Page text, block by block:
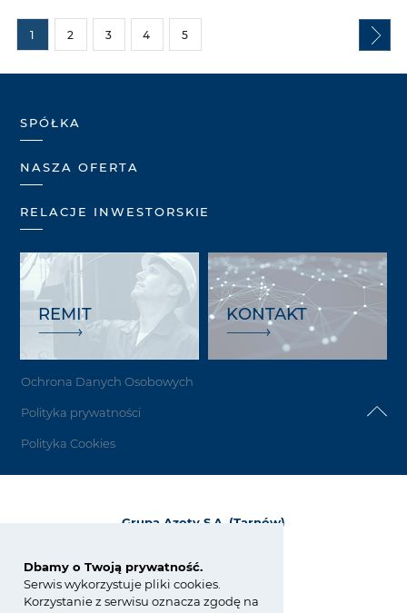
Dbamy o Twoją prywatność.
Serwis wykorzystuje pliki cookies.
Korzystanie z serwisu oznacza zgodę na
1 2 3 4 5
SPÓŁKA
NASZA OFERTA
RELACJE INWESTORSKIE
REMIT KONTAKT
Ochrona Danych Osobowych
Polityka prywatności
Polityka Cookies
Grupa Azoty S.A. (Tarnów)
33-101 Tarnów, Polska
tel.:
+48 14 637 37 37
fax: +48 14 633 07 18